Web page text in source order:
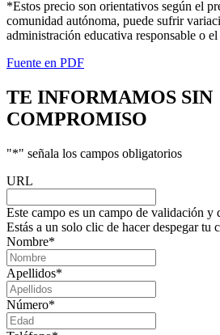
*Estos precio son orientativos según el
comunidad autónoma, puede sufrir
administración educativa responsable o el
Fuente en PDF
TE INFORMAMOS SIN
COMPROMISO
"*" señala los campos obligatorios
URL
Este campo es un campo de validación y
Estás a un solo clic de hacer despegar tu
Nombre*
Apellidos*
Número*